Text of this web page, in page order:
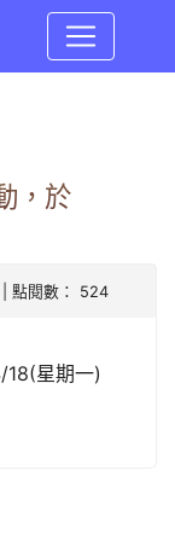
，於
點閱數： 524
18(星期一)